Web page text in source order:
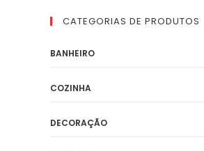
CATEGORIAS DE PRODUTOS
BANHEIRO
COZINHA
DECORAÇÃO